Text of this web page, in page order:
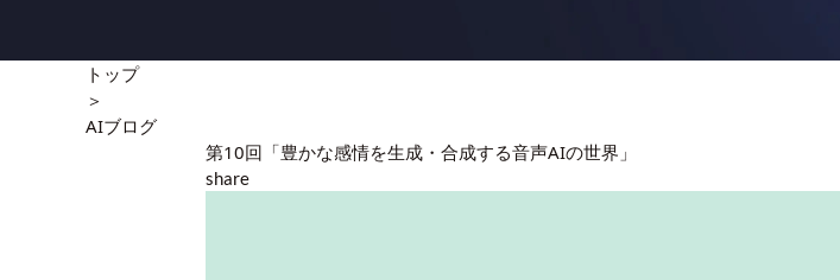
トップ
＞
AIブログ
第10回「豊かな感情を生成・合成する音声AIの世界」
share